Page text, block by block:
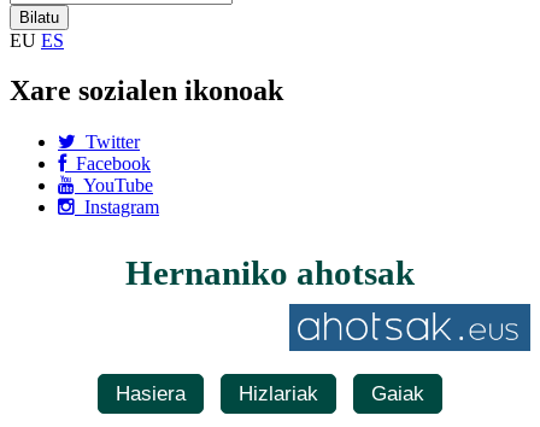
EU ES
Xare sozialen ikonoak
Twitter
Facebook
YouTube
Instagram
Hernaniko ahotsak
Hasiera Hizlariak Gaiak